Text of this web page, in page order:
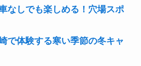
なしでも楽しめる！穴場スポ
で体験する寒い季節の冬キャ